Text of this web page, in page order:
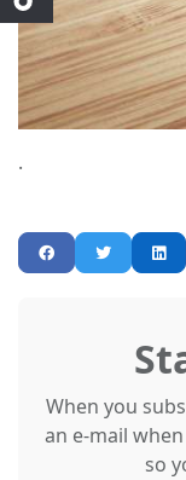
.
When you
an e-mail
so